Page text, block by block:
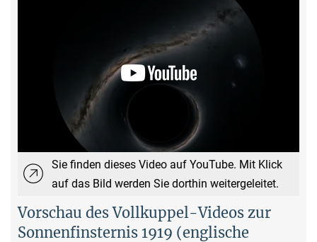
Sie finden dieses Video auf YouTube. Mit Klick
auf das Bild werden Sie dorthin weitergeleitet.
Vorschau des Vollkuppel-Videos zur
Sonnenfinsternis 1919 (englische